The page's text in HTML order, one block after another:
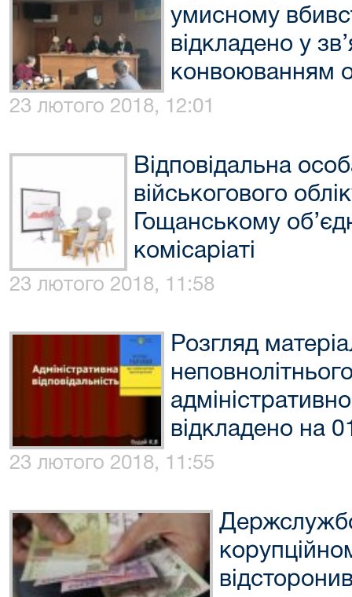
умисному
відкладено у
конвоюванням
23 лютого 2018, 12:01
Відповідальна
військогового
Гощанському
комісаріаті
23 лютого 2018, 11:58
Розгляд
відкладено на
23 лютого 2018, 11:55